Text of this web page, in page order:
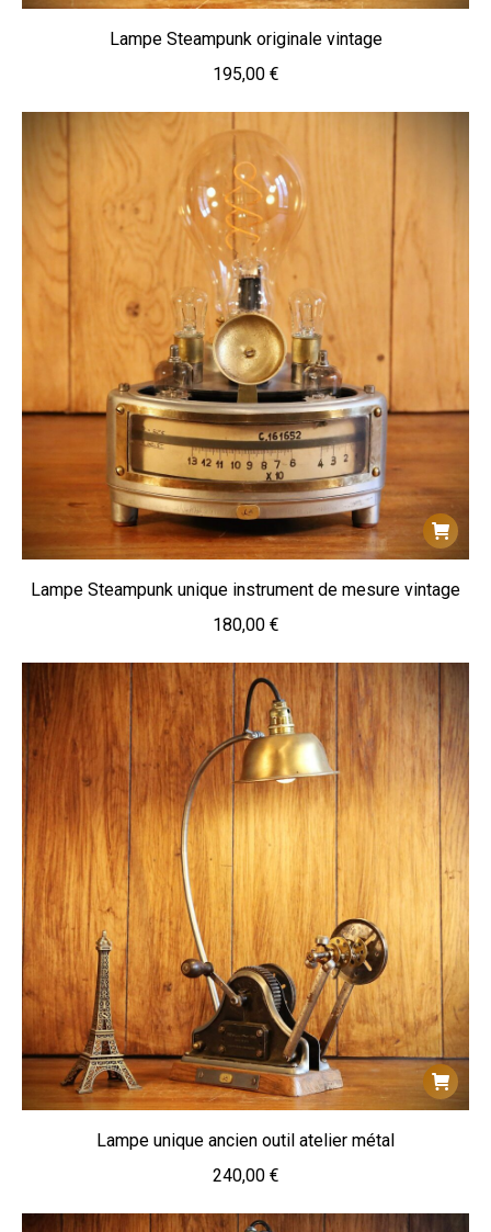
Lampe Steampunk originale vintage
195,00 €
Lampe Steampunk unique instrument de mesure vintage
180,00 €
Lampe unique ancien outil atelier métal
240,00 €